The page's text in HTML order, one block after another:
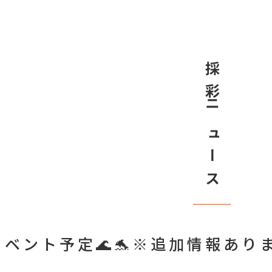
採彩ニュース
ント予定🌊🐬※追加情報あり